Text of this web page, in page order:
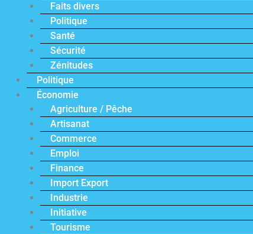
Faits divers
Politique
Santé
Sécurité
Zénitudes
Politique
Économie
Agriculture / Pêche
Artisanat
Commerce
Emploi
Finance
Import Export
Industrie
Initiative
Tourisme